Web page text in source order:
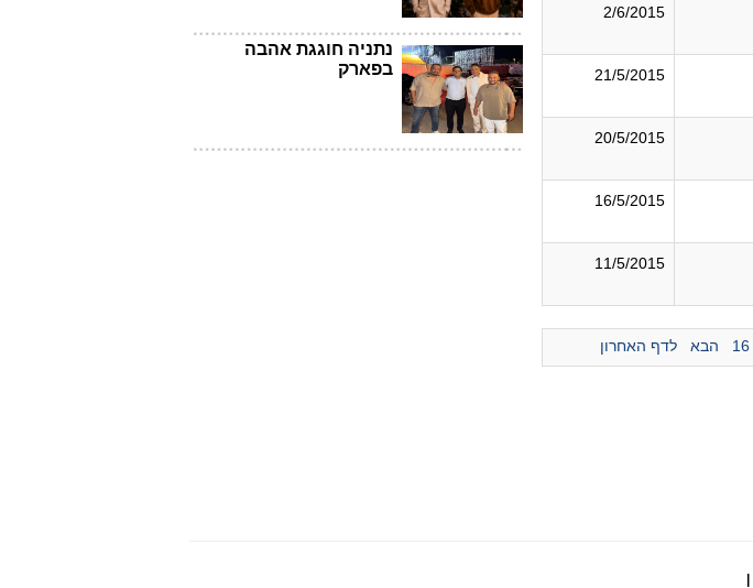
2/6/2015
21/5/2015
20/5/2015
16/5/2015
11/5/2015
16 הבא לדף האחרון
נתניה חוגגת אהבה
בפארק